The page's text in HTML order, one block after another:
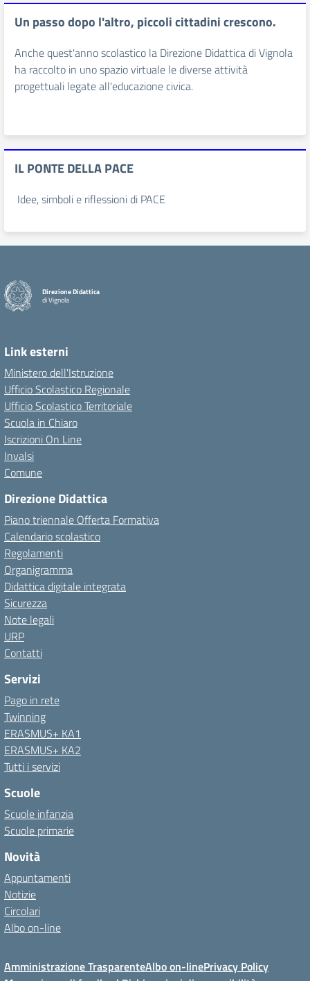
Un passo dopo l'altro, piccoli cittadini crescono.
Anche quest'anno scolastico la Direzione Didattica di Vignola
ha raccolto in uno spazio virtuale le diverse attività
progettuali legate all'educazione civica.
IL PONTE DELLA PACE
Idee, simboli e riflessioni di PACE
Direzione Didattica
di Vignola
Link esterni
Ministero dell'Istruzione
Ufficio Scolastico Regionale
Ufficio Scolastico Territoriale
Scuola in Chiaro
Iscrizioni On Line
Invalsi
Comune
Direzione Didattica
Piano triennale Offerta Formativa
Calendario scolastico
Regolamenti
Organigramma
Didattica digitale integrata
Sicurezza
Note legali
URP
Contatti
Servizi
Pago in rete
Twinning
ERASMUS+ KA1
ERASMUS+ KA2
Tutti i servizi
Scuole
Scuole infanzia
Scuole primarie
Novità
Appuntamenti
Notizie
Circolari
Albo on-line
Amministrazione TrasparenteAlbo on-linePrivacy Policy